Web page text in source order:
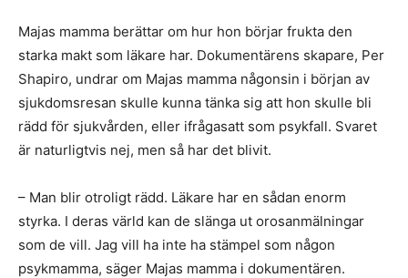
Majas mamma berättar om hur hon börjar frukta den
starka makt som läkare har. Dokumentärens skapare, Per
Shapiro, undrar om Majas mamma någonsin i början av
sjukdomsresan skulle kunna tänka sig att hon skulle bli
rädd för sjukvården, eller ifrågasatt som psykfall. Svaret
är naturligtvis nej, men så har det blivit.
– Man blir otroligt rädd. Läkare har en sådan enorm
styrka. I deras värld kan de slänga ut orosanmälningar
som de vill. Jag vill ha inte ha stämpel som någon
psykmamma, säger Majas mamma i dokumentären.